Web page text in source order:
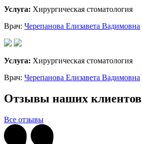
Услуга: Хирургическая стоматология
Врач: Черепанова Елизавета Вадимовна
Услуга: Хирургическая стоматология
Врач: Черепанова Елизавета Вадимовна
Отзывы наших клиентов
Все отзывы